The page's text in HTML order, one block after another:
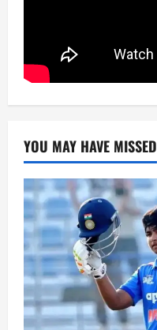
YOU MAY HAVE MISSED